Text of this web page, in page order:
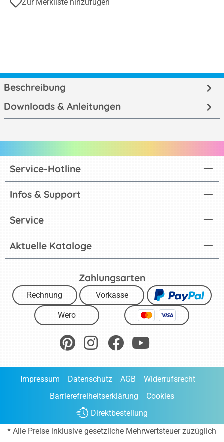
Beschreibung
Downloads & Anleitungen
Aktuelle Kataloge
Service-Hotline
Infos & Support
Service
Zahlungsarten
Rechnung Vorkasse
Wero
Impressum Datenschutz AGB
Widerrufsrecht
Barrierefreiheitserklärung
Cookies
Direktbestellung
* Alle Preise inklusive gesetzliche Mehrwertsteuer zuzüglich